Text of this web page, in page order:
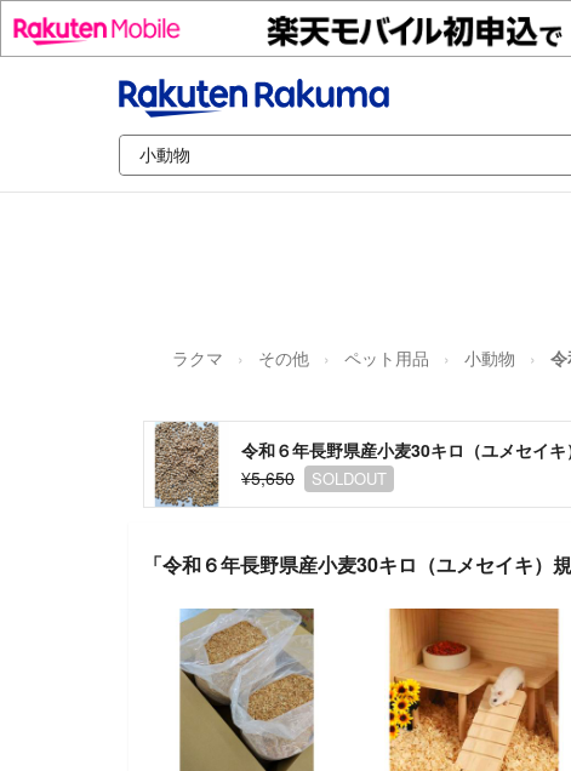
ラクマ その他 ペット用品 小動物
令和６年長野県産小麦30キロ（ユメセイ
¥5,650
SOLDOUT
「令和６年長野県産小麦30キロ（ユメセイキ